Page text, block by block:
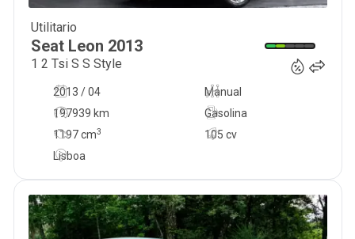
Utilitario
Seat Leon 2013
1 2 Tsi S S Style
2013 / 04
Manual
197939 km
105 cv
Gasolina
1197cm3
Lisboa